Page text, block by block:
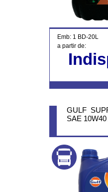
Emb: 1 BD-20L
a partir de:
GULF
SAE